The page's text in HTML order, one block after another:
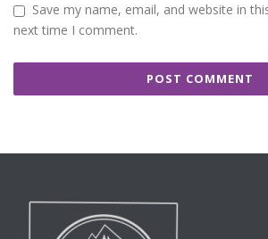
Save my name, email, and website in
next time I comment.